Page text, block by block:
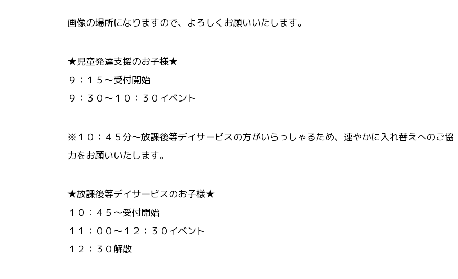
画像の場所になりますので、よろしくお願いいたします。
★児童発達支援のお子様★
９：１５～受付開始
９：３０～１０：３０イベント
※１０：４５分～放課後等デイサービスの方がいらっしゃるため、速やかに入れ替えへのご協
力をお願いいたします。
★放課後等デイサービスのお子様★
１０：４５～受付開始
１１：００～１２：３０イベント
１２：３０解散